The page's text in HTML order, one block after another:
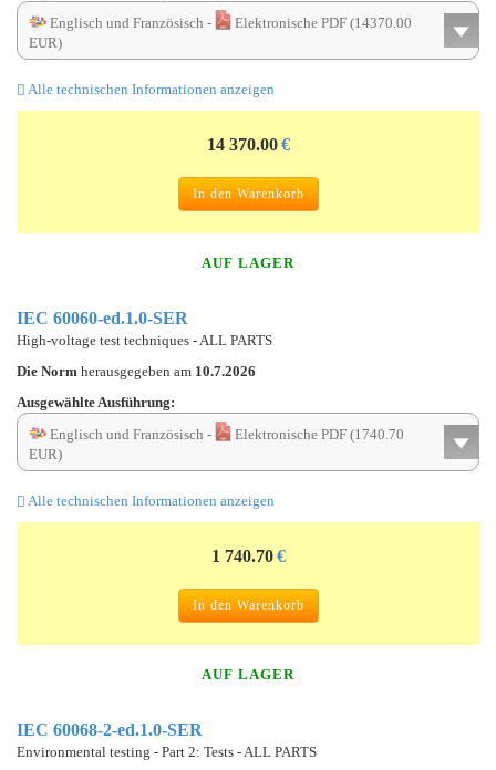
Englisch und Französisch -
Elektronische PDF (14370.00
EUR)
Alle technischen Informationen anzeigen
14 370.00 €
In den Warenkorb
AUF LAGER
IEC 60060-ed.1.0-SER
High-voltage test techniques - ALL PARTS
Die Norm herausgegeben am 10.7.2026
Ausgewählte Ausführung:
Englisch und Französisch -
Elektronische PDF (1740.70
EUR)
Alle technischen Informationen anzeigen
1 740.70 €
In den Warenkorb
AUF LAGER
IEC 60068-2-ed.1.0-SER
Environmental testing - Part 2: Tests - ALL PARTS